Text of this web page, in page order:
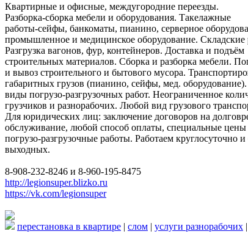
Квартирные и офисные, междугородние переезды.
Разборка-сборка мебели и оборудования. Такелажные
работы-сейфы, банкоматы, пианино, серверное
промышленное и медицинское оборудование. Складские
Разгрузка вагонов, фур, контейнеров. Доставка и подъём
строительных материалов. Сборка и разборка мебели.
и вывоз строительного и бытового мусора.
габаритных грузов (пианино, сейфы, мед.
виды погрузо-разгрузочных работ. Неограниченное
грузчиков и разнорабочих. Любой вид грузового
Для юридических лиц: заключение договоров на
обслуживание, любой способ оплаты, специальные цены
погрузо-разгрузочные работы. Работаем круглосуточно и
выходных.
8-908-232-8246 и 8-960-195-8475
http://legionsuper.blizko.ru
https://vk.com/legionsuper
перестановка в квартире | слом | услуги разнорабочих |